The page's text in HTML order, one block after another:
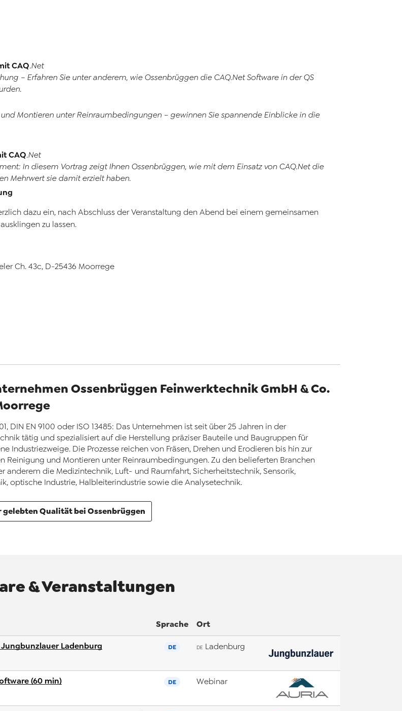
CAQ.Net
– Erfahren Sie unter anderem, wie Ossenbrüggen die CAQ.NetSoftware in der QS
Montieren unter Reinraumbedingungen – gewinnen Sie spannende Einblicke in die
CAQ.Net
In diesem Vortrag zeigt Ihnen Ossenbrüggen, wie mit dem Einsatz von CAQ.Netdie
Mehrwert sie damit erzielt haben.
dazu ein, nach Abschluss der Veranstaltung den Abend bei einem gemeinsamen
zu lassen.
Ch. 43c, D-25436 Moorrege
Ossenbrüggen Feinwerktechnik GmbH & Co.
DIN EN 9100 oder ISO 13485: Das Unternehmen ist seit über 25 Jahren in der
tätig und spezialisiert auf die Herstellung präziser Bauteile und Baugruppen für
Industriezweige. Die Prozesse reichen von Fräsen, Drehen und Erodieren bis hin zur
Reinigung und Montieren unter Reinraumbedingungen. Zu den belieferten Branchen
anderem die Medizintechnik, Luft- und Raumfahrt, Sicherheitstechnik, Sensorik,
optische Industrie, Halbleiterindustrie sowie die Analysetechnik.
gelebten Qualität bei Ossenbrüggen
& Veranstaltungen
Sprache Ort
Ladenburg DE DE Ladenburg
(60 min) DE Webinar